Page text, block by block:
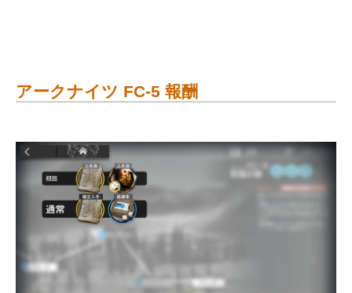
アークナイツ FC-5 報酬